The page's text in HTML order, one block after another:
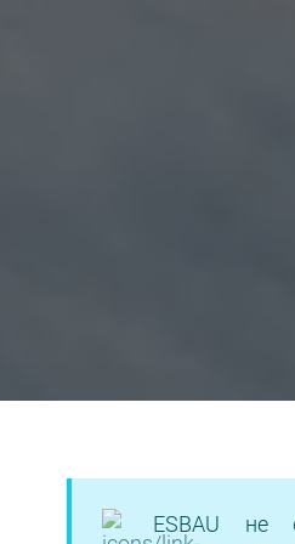
ESBAU не